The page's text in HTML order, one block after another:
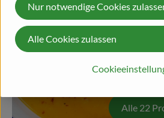
Alle 19
Fertiggerichte
Alle 22
Nur notwendige Cookies
Alle Cookies zulassen